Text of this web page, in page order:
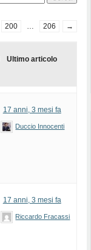
200 … 206 →
Ultimo articolo
17 anni, 3 mesi fa
Duccio Innocenti
17 anni, 3 mesi fa
Riccardo Fracassi